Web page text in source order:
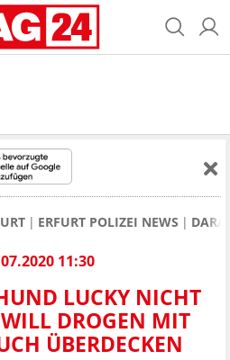
ERFURT POLIZEI NEWS
11:30
LUCKY NICHT
DROGEN MIT
ÜBERDECKEN